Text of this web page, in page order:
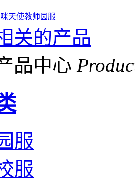
天使教师园服
关的产品
品中心
服
服